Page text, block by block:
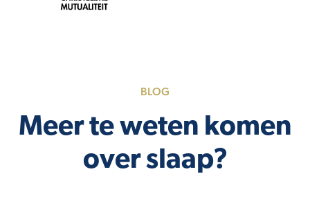
BLOG
Meer te weten komen
over slaap?